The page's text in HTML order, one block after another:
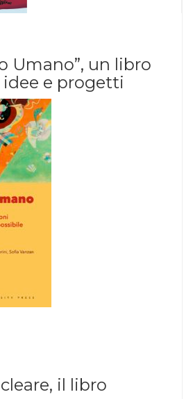
Umano”, un libro
e progetti
il libro